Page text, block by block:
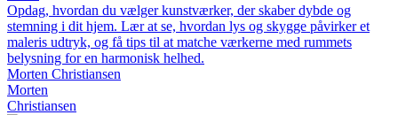
Opdag, hvordan du vælger kunstværker, der skaber dybde og
stemning i dit hjem. Lær at se, hvordan lys og skygge påvirker et
maleris udtryk, og få tips til at matche værkerne med rummets
belysning for en harmonisk helhed.
Morten Christiansen
Morten
Christiansen